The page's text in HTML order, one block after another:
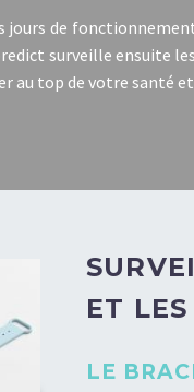
de
surveille ensuite
au top de votre santé
ET
LE